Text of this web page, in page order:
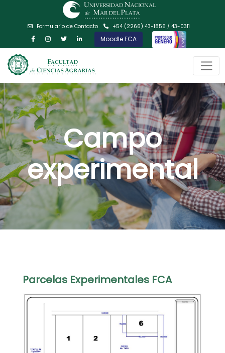
Formulario de Contacto +54 (2266) 43-1856 / 43-0311
Moodle FCA
Campo
experimental
Parcelas Experimentales FCA